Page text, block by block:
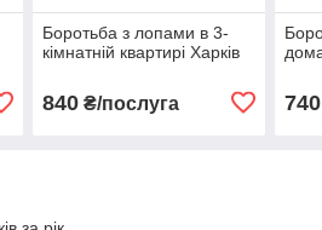
Боротьба з лопами в 3-
кімнатній квартирі Харків
840₴/послуга 740